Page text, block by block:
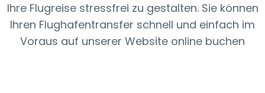
Ihre Flugreise stressfrei zu gestalten. Sie können
Ihren Flughafentransfer schnell und einfach im
Voraus auf unserer Website online buchen